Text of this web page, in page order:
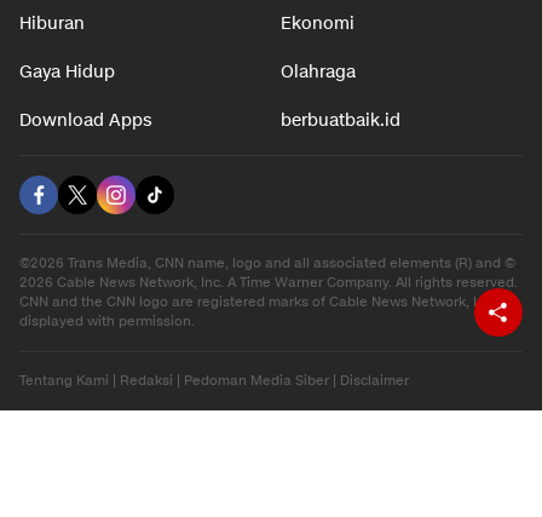
Hiburan Ekonomi
Gaya Hidup Olahraga
Download Apps berbuatbaik.id
©2026 Trans Media, CNN name, logo and all associated elements (R) and ©
2026 Cable News Network, Inc. A Time Warner Company. All rights reserved.
CNN and the CNN logo are registered marks of Cable News Network, Inc.,
displayed with permission.
Tentang Kami Redaksi Pedoman Media Siber Disclaimer